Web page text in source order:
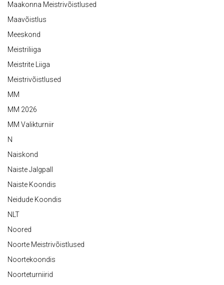
Maakonna Meistrivõistlused
Maavõistlus
Meeskond
Meistriliiga
Meistrite Liiga
Meistrivõistlused
MM
MM 2026
MM Valikturniir
N
Naiskond
Naiste Jalgpall
Naiste Koondis
Neidude Koondis
NLT
Noored
Noorte Meistrivõistlused
Noortekoondis
Noorteturniirid